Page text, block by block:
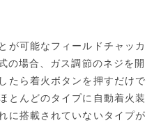
が可能なフィールドチャッカ
場合、ガス調節のネジを開
たら着火ボタンを押すだけで
とんどのタイプに自動着火装
に搭載されていないタイプが